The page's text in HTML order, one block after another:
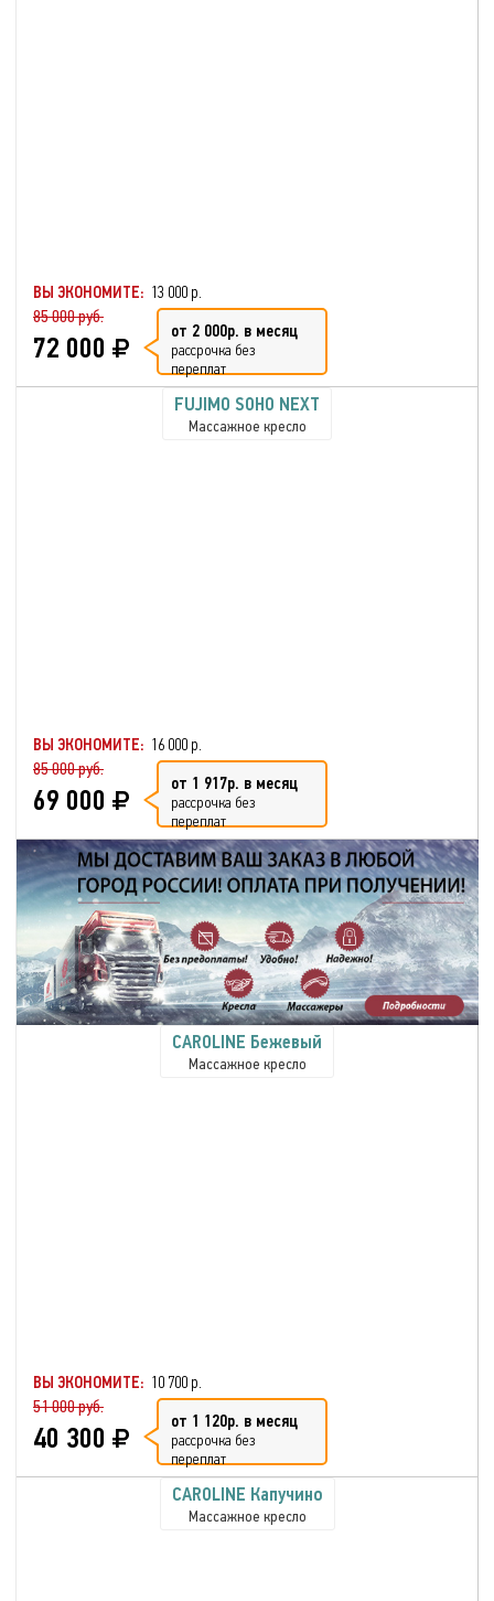
ВЫ ЭКОНОМИТЕ: 13 000 р.
85 000 руб.
72 000 от 2 000р. в месяц
рассрочка без
переплат
FUJIMO SOHO NEXT
Массажное кресло
ВЫ ЭКОНОМИТЕ: 16 000 р.
85 000 руб.
69 000 от 1 917р. в месяц
рассрочка без
переплат
CAROLINE Бежевый
Массажное кресло
ВЫ ЭКОНОМИТЕ: 10 700 р.
51 000 руб.
40 300 от 1 120р. в месяц
рассрочка без
переплат
CAROLINE Капучино
Массажное кресло